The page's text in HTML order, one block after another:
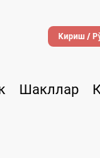
Кириш /
Шакллар